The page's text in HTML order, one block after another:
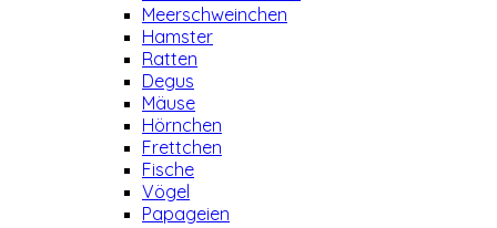
Meerschweinchen
Hamster
Ratten
Degus
Mäuse
Hörnchen
Frettchen
Fische
Vögel
Papageien